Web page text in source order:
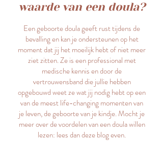
waarde van een doula?
Een geboorte doula geeft rust tijdens de
bevalling en kan je ondersteunen op het
moment dat jij het moeilijk hebt of niet meer
ziet zitten. Ze is een professional met
medische kennis en door de
vertrouwensband die jullie hebben
opgebouwd weet ze wat jij nodig hebt op een
van de meest life-changing momenten van
je leven, de geboorte van je kindje. Mocht je
meer over de voordelen van een doula willen
lezen: lees dan deze blog even.